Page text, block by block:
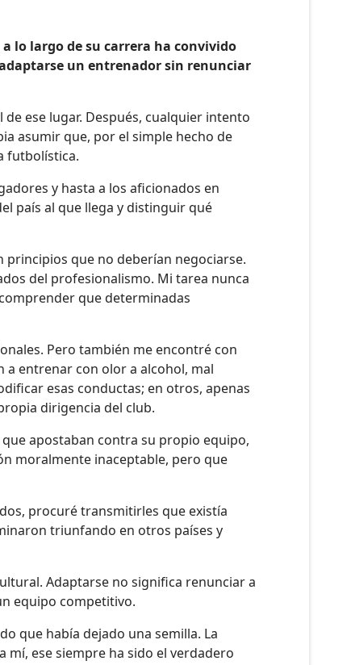
lo largo de su carrera ha convivido
un entrenador sin renunciar
ese lugar. Después, cualquier intento
asumir que, por el simple hecho de
futbolística.
y hasta a los aficionados en
país al que llega y distinguir qué
principios que no deberían negociarse.
del profesionalismo. Mi tarea nunca
que determinadas
Pero también me encontré con
entrenar con olor a alcohol, mal
esas conductas; en otros, apenas
dirigencia del club.
apostaban contra su propio equipo,
moralmente inaceptable, pero que
procuré transmitirles que existía
triunfando en otros países y
Adaptarse no significa renunciar a
equipo competitivo.
que había dejado una semilla. La
mí, ese siempre ha sido el verdadero